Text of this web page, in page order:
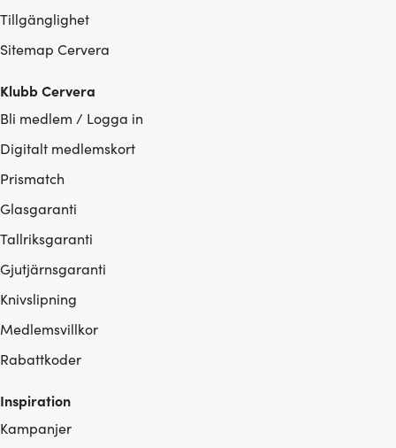
Tillgänglighet
Sitemap Cervera
Klubb Cervera
Bli medlem / Logga in
Digitalt medlemskort
Prismatch
Glasgaranti
Tallriksgaranti
Gjutjärnsgaranti
Knivslipning
Medlemsvillkor
Rabattkoder
Inspiration
Kampanjer